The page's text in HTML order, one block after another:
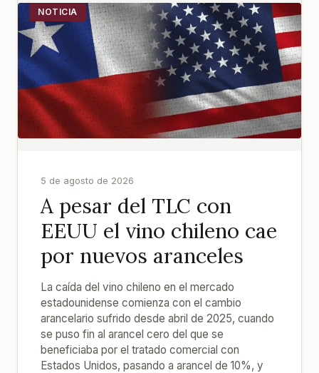
NOTICIA
5 de agosto de 2026
A pesar del TLC con
EEUU el vino chileno cae
por nuevos aranceles
La caída del vino chileno en el mercado
estadounidense comienza con el cambio
arancelario sufrido desde abril de 2025, cuando
se puso fin al arancel cero del que se
beneficiaba por el tratado comercial con
Estados Unidos, pasando a arancel de 10%, y